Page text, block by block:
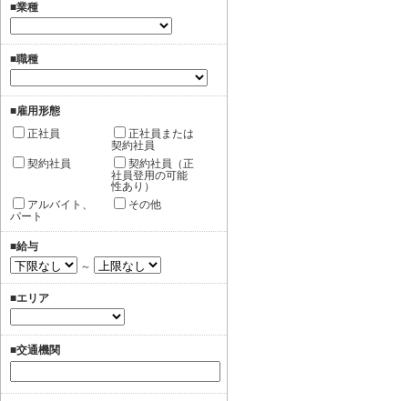
■業種
■職種
■雇用形態
正社員
正社員または
契約社員
契約社員
契約社員（正
社員登用の可能
性あり）
アルバイト、
パート
その他
■給与
～
■エリア
■交通機関